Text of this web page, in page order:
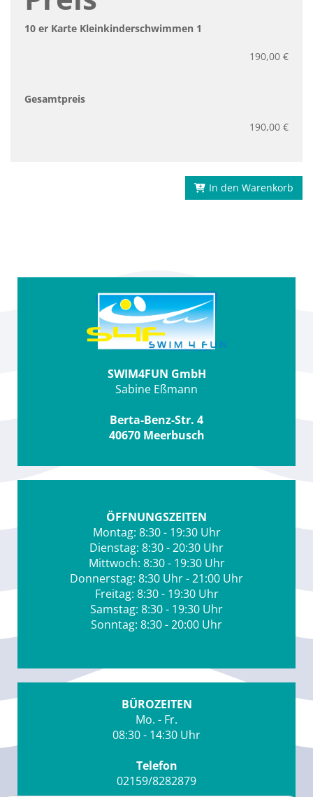
10 er Karte Kleinkinderschwimmen 1
190,00 €
Gesamtpreis
190,00 €
In den Warenkorb
SWIM4FUN GmbH
Sabine Eßmann
Berta-Benz-Str. 4
40670 Meerbusch
ÖFFNUNGSZEITEN
Montag: 8:30 - 19:30 Uhr
Dienstag: 8:30 - 20:30 Uhr
Mittwoch: 8:30 - 19:30 Uhr
Donnerstag: 8:30 Uhr - 21:00 Uhr
Freitag: 8:30 - 19:30 Uhr
Samstag: 8:30 - 19:30 Uhr
Sonntag: 8:30 - 20:00 Uhr
BÜROZEITEN
Mo. - Fr.
08:30 - 14:30 Uhr
Telefon
02159/8282879